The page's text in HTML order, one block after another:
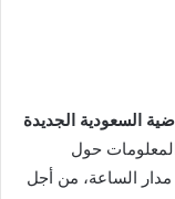
السعودية الجديدة
حول
مدار الساعة، من أجل